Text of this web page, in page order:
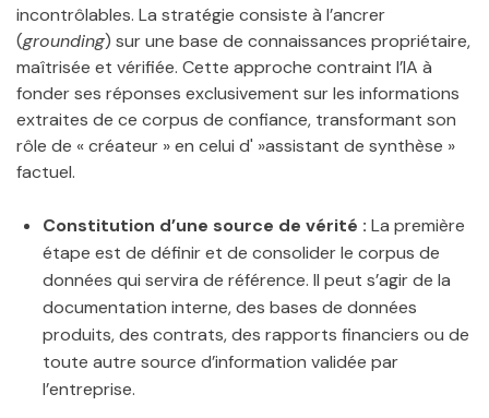
incontrôlables. La stratégie consiste à l’ancrer
(grounding) sur une base de connaissances propriétaire,
maîtrisée et vérifiée. Cette approche contraint l’IA à
fonder ses réponses exclusivement sur les informations
extraites de ce corpus de confiance, transformant son
rôle de « créateur » en celui d' »assistant de synthèse »
factuel.
Constitution d’une source de vérité : La première
étape est de définir et de consolider le corpus de
données qui servira de référence. Il peut s’agir de la
documentation interne, des bases de données
produits, des contrats, des rapports financiers ou de
toute autre source d’information validée par
l’entreprise.